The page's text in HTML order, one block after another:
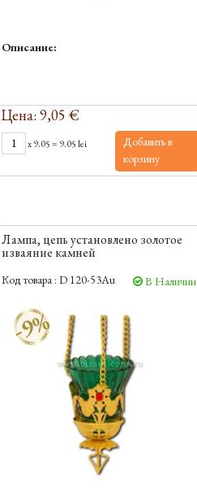
Описание:
Цена: 9,05 €
x9.05= 9.05 lei
Добавить в
корзину
Лампа, цепь установлено золотое
изваяние камней
Код товара : D 120-53Au В Наличии
-9%